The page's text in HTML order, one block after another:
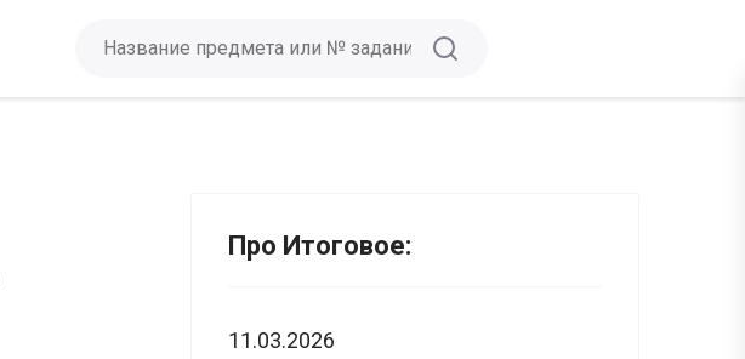
Про Итоговое:
11.03.2026